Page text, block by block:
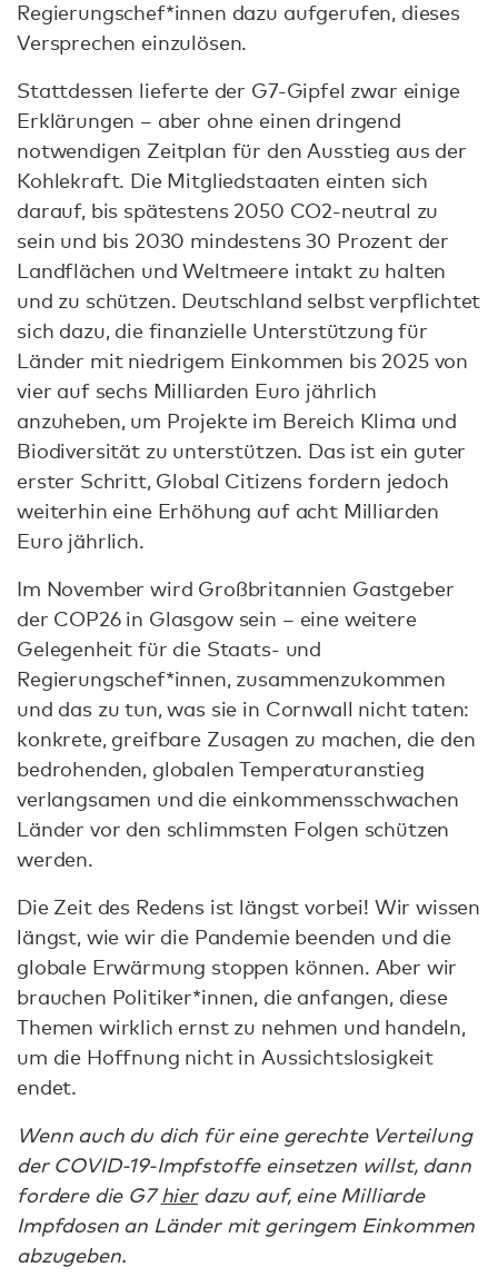
Regierungschef*innen dazu aufgerufen, dieses
Versprechen einzulösen.
Stattdessen lieferte der G7-Gipfel zwar einige
Erklärungen – aber ohne einen dringend
notwendigen Zeitplan für den Ausstieg aus der
Kohlekraft. Die Mitgliedstaaten einten sich
darauf, bis spätestens 2050 CO2-neutral zu
sein und bis 2030 mindestens 30 Prozent der
Landflächen und Weltmeere intakt zu halten
und zu schützen. Deutschland selbst verpflichtet
sich dazu, die finanzielle Unterstützung für
Länder mit niedrigem Einkommen bis 2025 von
vier auf sechs Milliarden Euro jährlich
anzuheben, um Projekte im Bereich Klima und
Biodiversität zu unterstützen. Das ist ein guter
erster Schritt, Global Citizens fordern jedoch
weiterhin eine Erhöhung auf acht Milliarden
Euro jährlich.
Im November wird Großbritannien Gastgeber
der COP26 in Glasgow sein – eine weitere
Gelegenheit für die Staats- und
Regierungschef*innen, zusammenzukommen
und das zu tun, was sie in Cornwall nicht taten:
konkrete, greifbare Zusagen zu machen, die den
bedrohenden, globalen Temperaturanstieg
verlangsamen und die einkommensschwachen
Länder vor den schlimmsten Folgen schützen
werden.
Die Zeit des Redens ist längst vorbei! Wir wissen
längst, wie wir die Pandemie beenden und die
globale Erwärmung stoppen können. Aber wir
brauchen Politiker*innen, die anfangen, diese
Themen wirklich ernst zu nehmen und handeln,
um die Hoffnung nicht in Aussichtslosigkeit
endet.
Wenn auch du dich für eine gerechte Verteilung
der COVID-19-Impfstoffe einsetzen willst, dann
fordere die G7hierdazu auf, eine Milliarde
Impfdosen an Länder mit geringem Einkommen
abzugeben.